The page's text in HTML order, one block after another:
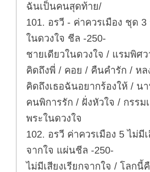
ฉันเป็นคนสุดท้าย/
101. อรวี - ค่าควรเมือง ชุด 3
ในดวงใจ ชีล -250-
ชายเดียวในดวงใจ / แรมพิศ
คิดถึงพี่ / คอย / คืนคำรัก / หล
คิดถึงเธอฉันอยากร้องให้ / น
คนพิการรัก / ฝั่งหัวใจ / กรรม
พระในดวงใจ
102. อรวี ค่าควรเมือง 5 ไม่มีเ
จากใจ แผ่นชีล -250-
ไม่มีเสียงเรียกจากใจ / โลกนี้